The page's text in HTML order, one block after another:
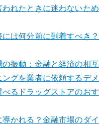
れたときに迷わないた
は何分前に到着すべき
の振動：金融と経済の相
グを業者に依頼するデ
べるドラッグストアのお
導かれる？金融市場のダ